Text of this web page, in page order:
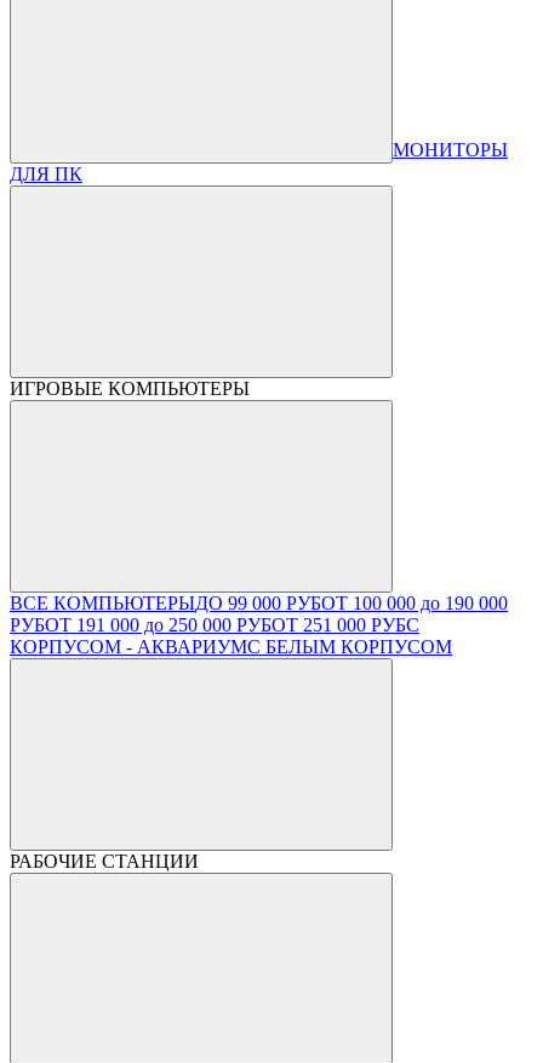
МОНИТОРЫ
ДЛЯ ПК
ИГРОВЫЕ КОМПЬЮТЕРЫ
ВСЕ КОМПЬЮТЕРЫДО 99 000 РУБОТ 100 000 до 190 000
РУБОТ 191 000 до 250 000 РУБОТ 251 000 РУБС
КОРПУСОМ - АКВАРИУМС БЕЛЫМ КОРПУСОМ
РАБОЧИЕ СТАНЦИИ